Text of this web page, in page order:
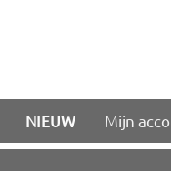
NIEUW Mijn